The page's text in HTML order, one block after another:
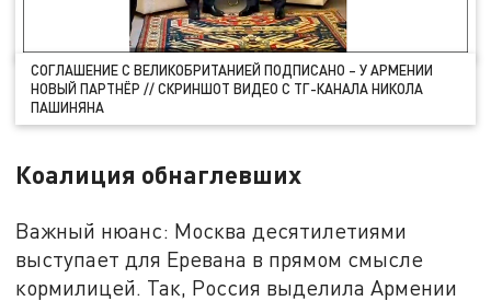
СОГЛАШЕНИЕ С ВЕЛИКОБРИТАНИЕЙ ПОДПИСАНО – У АРМЕНИИ
НОВЫЙ ПАРТНЁР // СКРИНШОТ ВИДЕО С ТГ-КАНАЛА НИКОЛА
ПАШИНЯНА
Коалиция обнаглевших
Важный нюанс: Москва десятилетиями
выступает для Еревана в прямом смысле
кормилицей. Так, Россия выделила Армении